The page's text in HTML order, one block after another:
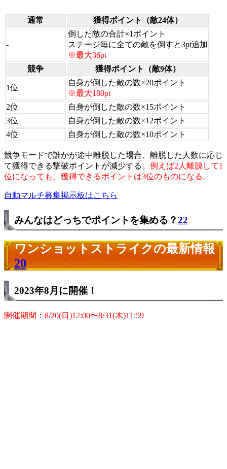
通常 獲得ポイント（敵24体）
-
倒した敵の合計×1ポイント
ステージ毎に全ての敵を倒すと3pt追加
※最大36pt
競争
獲得ポイント（敵9体）
1位
自身が倒した敵の数×20ポイント
※最大180pt
2位
自身が倒した敵の数×15ポイント
3位
自身が倒した敵の数×12ポイント
4位
自身が倒した敵の数×10ポイント
競争モードで誰かが途中離脱した場合、離脱した人数に応じ
て獲得できる撃破ポイントが減少する。 例えば2人離脱して1
位になっても、獲得できるポイントは3位のものになる。
自動マルチ募集掲示板はこちら
みんなはどっちでポイントを集める？22
ワンショットストライクの最新情報
20
2023年8月に開催！
開催期間：8/20(日)12:00〜8/31(木)11:59